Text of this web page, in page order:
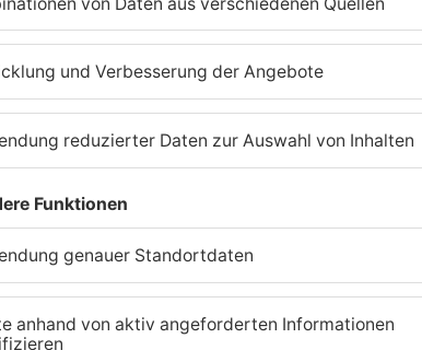
Schwerer Unfall zwischen
Langenselbolder Dreieck
und Hanauer Kreuz
07.08.2026, 07:07 UHR IN MAIN-KINZIG-KREIS